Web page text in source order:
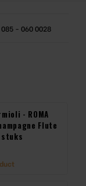
- 060 0028
- ROMA
Flute
stuks